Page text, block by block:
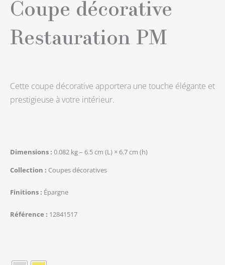
Coupe décorative
Restauration PM
Cette coupe décorative apportera une touche élégante et
prestigieuse à votre intérieur.
Dimensions 0.082 kg – 6.5 cm (L) × 6.7 cm (h)
Collection
Coupes décoratives
Finitions Épargne
Référence 12841517